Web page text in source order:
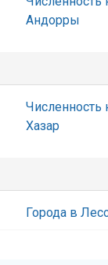
Андорры
Численность
Хазар
Города в